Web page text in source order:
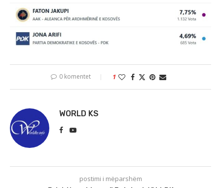
0 komentet 1
WORLD KS
postimi i mëparshëm